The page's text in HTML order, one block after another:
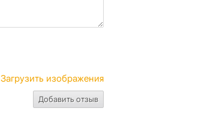
Загрузить изображения